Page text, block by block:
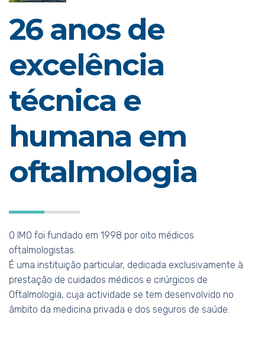
26 anos de
excelência
técnica e
humana em
oftalmologia
O IMO foi fundado em 1998 por oito médicos
oftalmologistas.
É uma instituição particular, dedicada exclusivamente à
prestação de cuidados médicos e cirúrgicos de
Oftalmologia, cuja actividade se tem desenvolvido no
âmbito da medicina privada e dos seguros de saúde.